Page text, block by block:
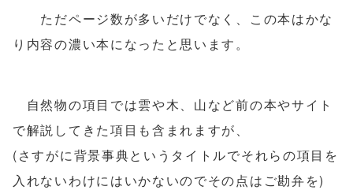
ただページ数が多いだけでなく、この本はかな
り内容の濃い本になったと思います。
自然物の項目では雲や木、山など前の本やサイト
で解説してきた項目も含まれますが、
(さすがに背景事典というタイトルでそれらの項目を
入れないわけにはいかないのでその点はご勘弁を)